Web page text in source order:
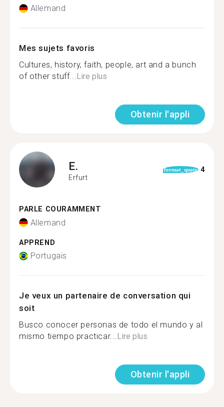
Allemand
Mes sujets favoris
Cultures, history, faith, people, art and a bunch
of other stuff...Lire plus
Obtenir l'appli
E.
Erfurt
format_quote 4
PARLE COURAMMENT
Allemand
APPREND
Portugais
Je veux un partenaire de conversation qui
soit
Busco conocer personas de todo el mundo y al
mismo tiempo practicar...Lire plus
Obtenir l'appli